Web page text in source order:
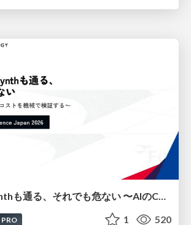
型も通る、synthも通る、それでも危ない 〜AIのCDKの権限とコストを機械で検証する〜 / It Passes Type Checks, It Passes Synth Checks, but It’s Still Risky — Automatically Verifying Permissions and Costs in AI’s CDK —
PRO 1 520